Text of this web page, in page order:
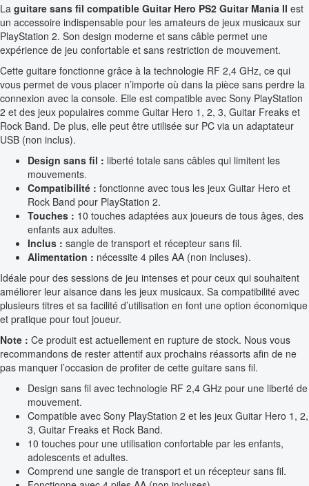
La guitare sans fil compatible Guitar Hero PS2 Guitar Mania II est
un accessoire indispensable pour les amateurs de jeux musicaux sur
PlayStation 2. Son design moderne et sans câble permet une
expérience de jeu confortable et sans restriction de mouvement.
Cette guitare fonctionne grâce à la technologie RF 2,4 GHz, ce qui
vous permet de vous placer n’importe où dans la pièce sans perdre la
connexion avec la console. Elle est compatible avec Sony PlayStation
2 et des jeux populaires comme Guitar Hero 1, 2, 3, Guitar Freaks et
Rock Band. De plus, elle peut être utilisée sur PC via un adaptateur
USB (non inclus).
Design sans fil : liberté totale sans câbles qui limitent les
mouvements.
Compatibilité : fonctionne avec tous les jeux Guitar Hero et
Rock Band pour PlayStation 2.
Touches : 10 touches adaptées aux joueurs de tous âges, des
enfants aux adultes.
Inclus : sangle de transport et récepteur sans fil.
Alimentation : nécessite 4 piles AA (non incluses).
Idéale pour des sessions de jeu intenses et pour ceux qui souhaitent
améliorer leur aisance dans les jeux musicaux. Sa compatibilité avec
plusieurs titres et sa facilité d’utilisation en font une option économique
et pratique pour tout joueur.
Note : Ce produit est actuellement en rupture de stock. Nous vous
recommandons de rester attentif aux prochains réassorts afin de ne
pas manquer l’occasion de profiter de cette guitare sans fil.
Design sans fil avec technologie RF 2,4 GHz pour une liberté de
mouvement.
Compatible avec Sony PlayStation 2 et les jeux Guitar Hero 1, 2,
3, Guitar Freaks et Rock Band.
10 touches pour une utilisation confortable par les enfants,
adolescents et adultes.
Comprend une sangle de transport et un récepteur sans fil.